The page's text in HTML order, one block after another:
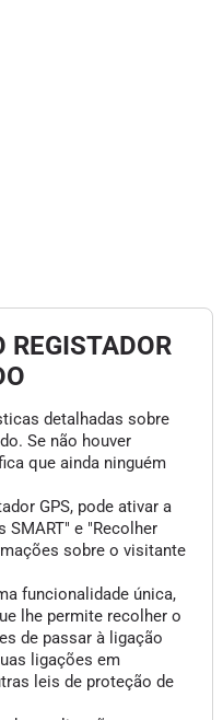
REGISTADOR
detalhadas sobre
Se não houver
que ainda ninguém
GPS, pode ativar a
e "Recolher
sobre o visitante
funcionalidade única,
lhe permite recolher o
de passar à ligação
ligações em
leis de proteção de